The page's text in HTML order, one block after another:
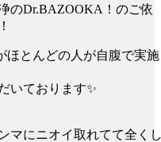
のDr.BAZOOKA！のご依
ほとんどの人が自腹で実施
いております✨
マにニオイ取れてて全く